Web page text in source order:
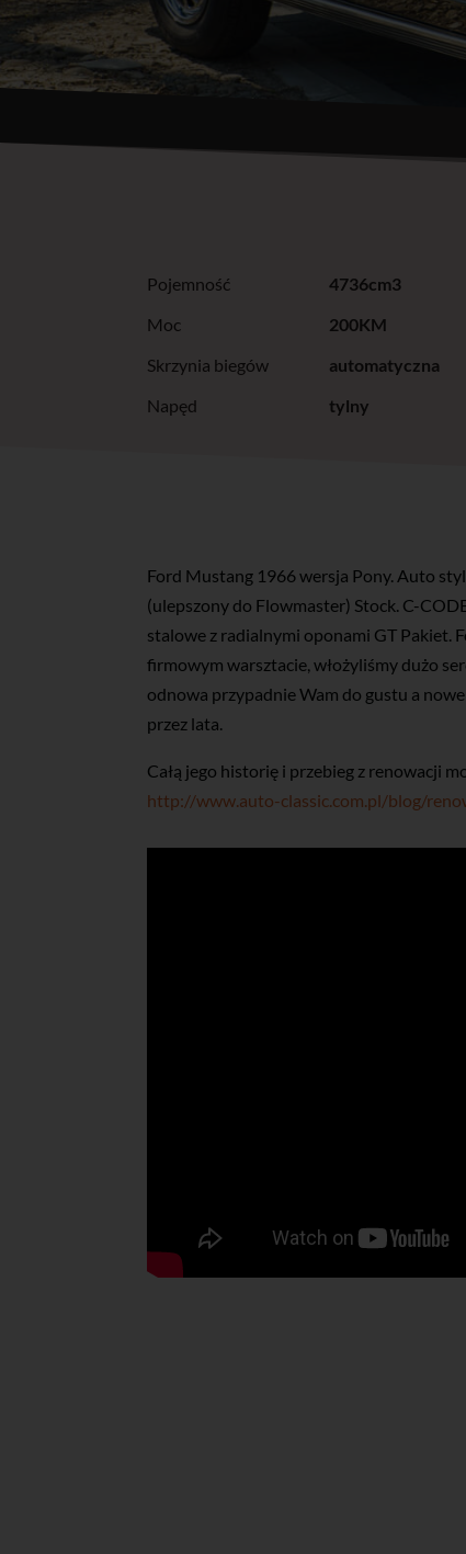
Pojemność
4736cm3
Moc
200KM
Skrzynia biegów
automatyczna
Napęd
tylny
Ford Mustang 1966 wersja Pony. Auto
(ulepszony do Flowmaster) Stock. C-
stalowe z radialnymi oponami GT Pakiet.
firmowym warsztacie, włożyliśmy dużo
odnowa przypadnie Wam do gustu a
przez lata.
Całą jego historię i przebieg z renowacji
http://www.auto-classic.com.pl/blog/